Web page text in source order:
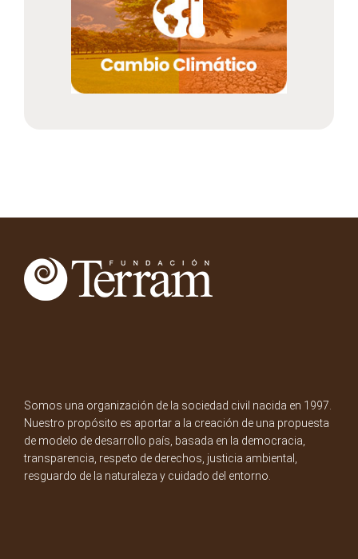
Somos una organización de la sociedad civil nacida en 1997.
Nuestro propósito es aportar a la creación de una propuesta
de modelo de desarrollo país, basada en la democracia,
transparencia, respeto de derechos, justicia ambiental,
resguardo de la naturaleza y cuidado del entorno.